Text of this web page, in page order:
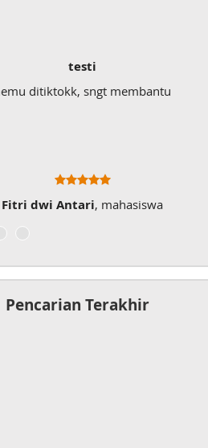
testi
ditiktokk, sngt membantu
Fitri dwi Antari, mahasiswa
Pencarian Terakhir